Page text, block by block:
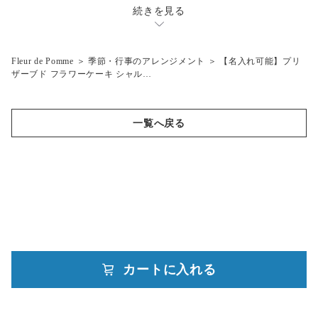
ハロウィン
～7,000円
続きを見る
Fleur de Pomme ＞ 季節・行事のアレンジメント ＞
【名入れ可能】プリ
ザーブド フラワーケーキ シャル…
一覧へ戻る
powered by
カートに入れる